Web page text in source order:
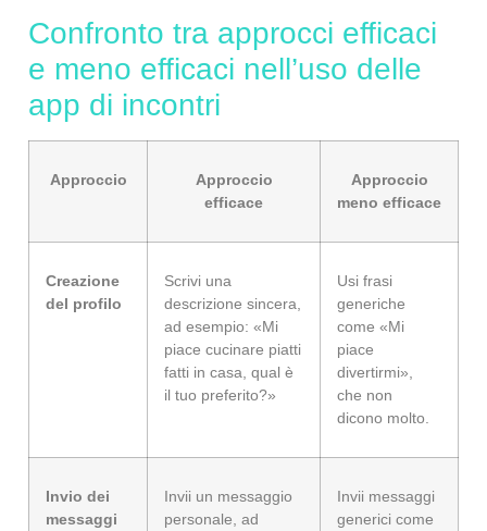
Confronto tra approcci efficaci
e meno efficaci nell’uso delle
app di incontri
Approccio
Approccio
efficace
Approccio
meno efficace
Creazione
del profilo
Scrivi una
descrizione sincera,
ad esempio: «Mi
piace cucinare piatti
fatti in casa, qual è
il tuo preferito?»
Usi frasi
generiche
come «Mi
piace
divertirmi»,
che non
dicono molto.
Invio dei
messaggi
Invii un messaggio
personale, ad
Invii messaggi
generici come